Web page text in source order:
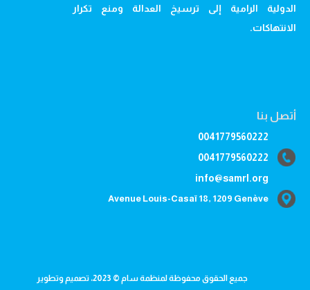
الدولية الرامية إلى ترسيخ العدالة ومنع تكرار
الانتهاكات.
أتصل بنا
0041779560222
0041779560222
info@samrl.org
Avenue Louis-Casaï 18, 1209 Genève
جميع الحقوق محفوظة لمنظمة سام © 2023، تصميم وتطوير